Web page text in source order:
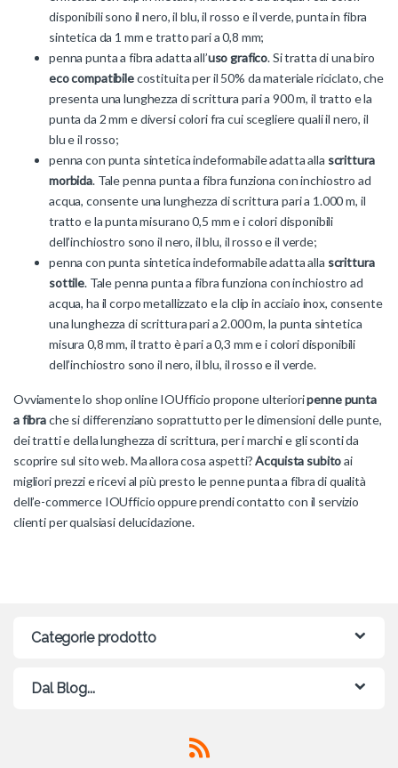
disponibili sono il nero, il blu, il rosso e il verde, punta in fibra
sintetica da 1 mm e tratto pari a 0,8 mm;
penna punta a fibra adatta all’uso grafico. Si tratta di una biro
eco compatibilecostituita per il 50% da materiale riciclato, che
presenta una lunghezza di scrittura pari a 900 m, il tratto e la
punta da 2 mm e diversi colori fra cui scegliere quali il nero, il
blu e il rosso;
penna con punta sintetica indeformabile adatta alla scrittura
morbida. Tale penna punta a fibra funziona con inchiostro ad
acqua, consente una lunghezza di scrittura pari a 1.000 m, il
tratto e la punta misurano 0,5 mm e i colori disponibili
dell’inchiostro sono il nero, il blu, il rosso e il verde;
penna con punta sintetica indeformabile adatta alla scrittura
sottile. Tale penna punta a fibra funziona con inchiostro ad
acqua, ha il corpo metallizzato e la clip in acciaio inox, consente
una lunghezza di scrittura pari a 2.000 m, la punta sintetica
misura 0,8 mm, il tratto è pari a 0,3 mm e i colori disponibili
dell’inchiostro sono il nero, il blu, il rosso e il verde.
Ovviamente lo shop online IOUfficio propone ulterioripenne punta
a fibrache si differenziano soprattutto per le dimensioni delle punte,
dei tratti e della lunghezza di scrittura, per i marchi e gli sconti da
scoprire sul sito web. Ma allora cosa aspetti?Acquista subitoai
migliori prezzi e ricevi al più presto le penne punta a fibra di qualità
dell’e-commerce IOUfficiooppure prendi contatto con il servizio
clienti per qualsiasi delucidazione.
Categorie prodotto
Dal Blog...